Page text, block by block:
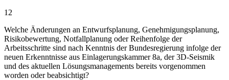
12
Welche Änderungen an Entwurfsplanung, Genehmigungsplanung,
Risikobewertung, Notfallplanung oder Reihenfolge der
Arbeitsschritte sind nach Kenntnis der Bundesregierung infolge der
neuen Erkenntnisse aus Einlagerungskammer 8a, der 3D‑Seismik
und des aktuellen Lösungsmanagements bereits vorgenommen
worden oder beabsichtigt?